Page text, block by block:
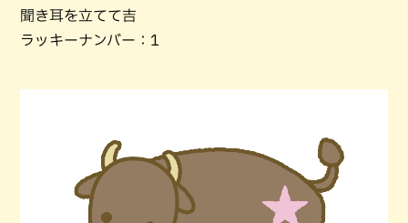
聞き耳を立てて吉
ラッキーナンバー：1